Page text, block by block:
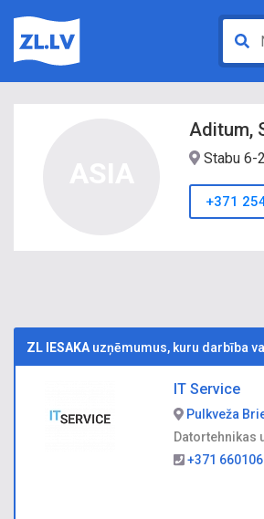
Aditum,
Stabu 6-
+371
ZL IESAKA uzņēmumus, kuru darbība
IT Service
Pulkveža
Datortehnikas
+371